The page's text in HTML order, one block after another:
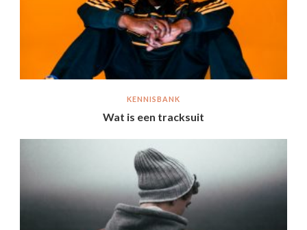
KENNISBANK
Wat is een tracksuit